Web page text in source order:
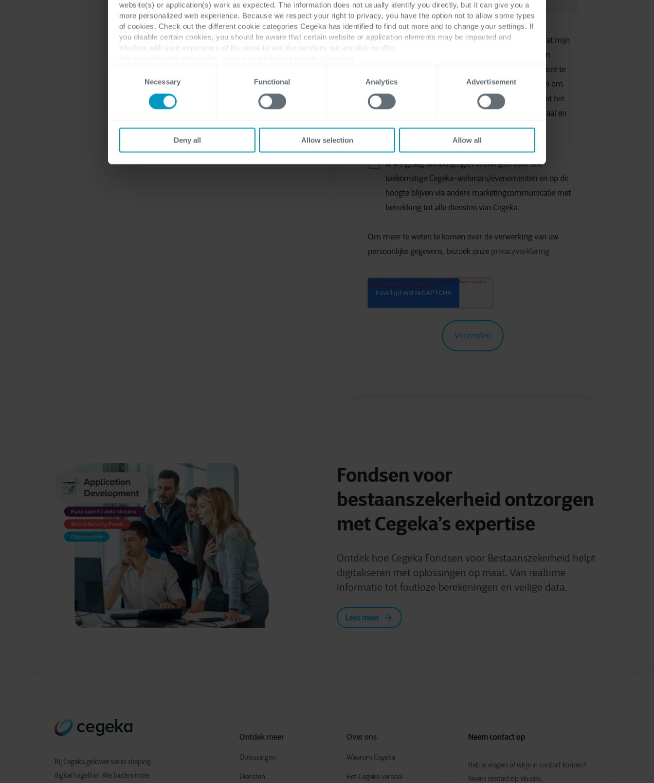
website(s) or application(s) work as expected. The information does not usually identify you directly, but it can give you a
more personalized web experience. Because we respect your right to privacy, you have the option not to allow some types
of cookies. Check out the different cookie categories Cegeka has identified to find out more and to change your settings. If
you disable certain cookies, you should be aware that certain website or application elements may be impacted and
interfere with your experience of the website and the services we are able to offer.
Necessary Functional Analytics Advertisement
Deny all Allow selection Allow all
Ik heb de privacyverklaring gelezen en begrijp dat mijn
persoonlijke gegevens worden verwerkt om mijn
deelname aan het evenement te beheren, om deze te
delen met onze webinar-/evenementpartners en om
vervolg-e-mails te ontvangen met betrekking tot het
webinar/evenement, inclusief presentatiemateriaal en
toekomstige soortgelijke uitnodigingen.*
Ik wil graag uitnodigingen ontvangen voor alle
toekomstige Cegeka-webinars/evenementen en op de
hoogte blijven via andere marketingcommunicatie met
betrekking tot alle diensten van Cegeka.
Om meer te weten te komen over de verwerking van uw
persoonlijke gegevens, bezoek onze privacyverklaring.
Fondsen voor
bestaanszekerheid ontzorgen
met Cegeka’s expertise
Ontdek hoe Cegeka Fondsen voor Bestaanszekerheid helpt
digitaliseren met oplossingen op maat. Van realtime
informatie tot foutloze berekeningen en veilige data.
Lees meer
Bij Cegeka geloven we in shaping
digital together. We bieden meer
Ontdek meer
Oplossingen
Diensten
Over ons
Waarom Cegeka
Het Cegeka verhaal
Neem contact op
Heb je vragen of wil je in contact komen?
Neem contact op via ons